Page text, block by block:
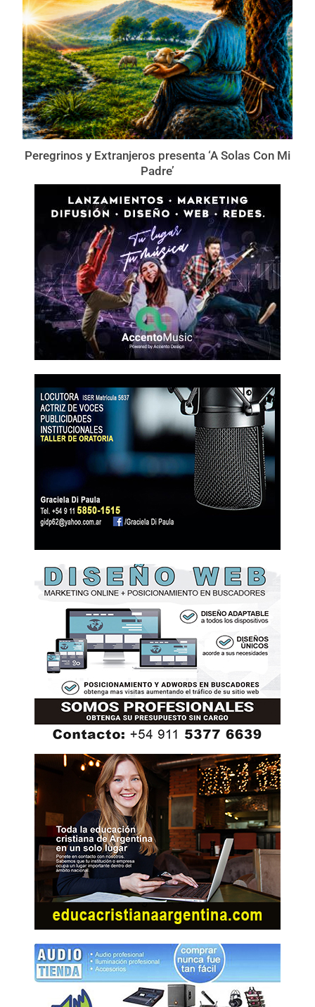
Peregrinos y Extranjeros presenta ‘A Solas Con Mi
Padre’